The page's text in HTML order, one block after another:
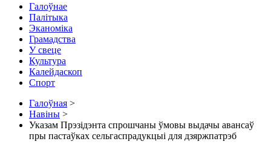
Галоўнае
Палітыка
Эканоміка
Грамадства
У свеце
Культура
Калейдаскоп
Спорт
Галоўная >
Навіны >
Указам Прэзідэнта спрошчаны ўмовы выдачы авансаў
пры пастаўках сельгаспрадукцыі для дзяржпатрэб